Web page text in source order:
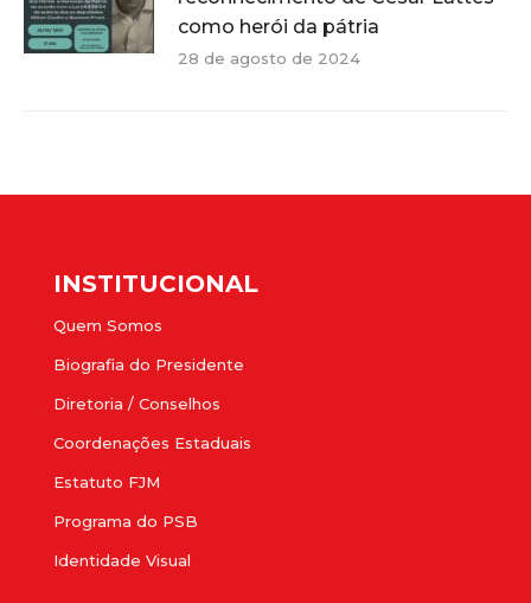
como herói da pátria
28 de agosto de 2024
INSTITUCIONAL
Quem Somos
Biografia do Presidente
Diretoria / Conselhos
Coordenações Estaduais
Estatuto FJM
Programa do PSB
Identidade Visual